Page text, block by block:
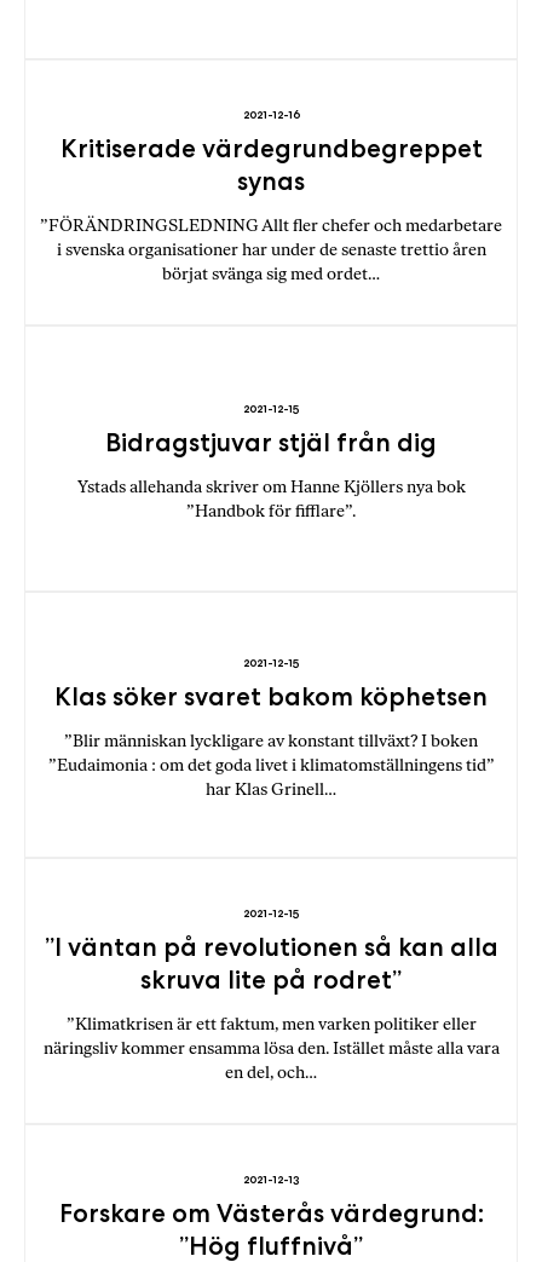
2021-12-16
Kritiserade värdegrundbegreppet
synas
”FÖRÄNDRINGSLEDNING Allt fler chefer och medarbetare
i svenska organisationer har under de senaste trettio åren
börjat svänga sig med ordet…
2021-12-15
Bidragstjuvar stjäl från dig
Ystads allehanda skriver om Hanne Kjöllers nya bok
”Handbok för fifflare”.
2021-12-15
Klas söker svaret bakom köphetsen
”Blir människan lyckligare av konstant tillväxt? I boken
”Eudaimonia : om det goda livet i klimatomställningens tid”
har Klas Grinell…
2021-12-15
”I väntan på revolutionen så kan alla
skruva lite på rodret”
”Klimatkrisen är ett faktum, men varken politiker eller
näringsliv kommer ensamma lösa den. Istället måste alla vara
en del, och…
2021-12-13
Forskare om Västerås värdegrund:
”Hög fluffnivå”